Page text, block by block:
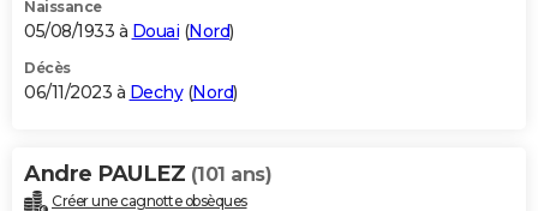
PROGRAMME TV
S'inscrire
Se connecter
Lycées
Collèges
Primaires
Universités
Entreprises
Service militaire
Avis de recherche
AVIS DE DÉCÈS
Bricolage
Lifestyle
Culture
Sport
Auto
Television
Voyage
Cinema
Naissance
05/08/1933 à Douai (Nord)
Décès
06/11/2023 à Dechy(Nord)
Andre PAULEZ (101 ans)
Créer une cagnotte obsèques